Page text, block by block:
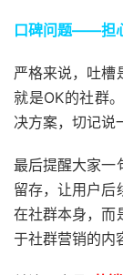
口碑问题——担
严格来说，吐槽
就是OK的社群
决方案，切记说
最后提醒大家一
留存，让用户后
在社群本身，而
于社群营销的内